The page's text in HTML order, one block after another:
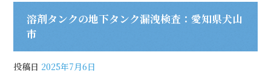
溶剤タンクの地下タンク漏洩検査：愛知県犬山
市
投稿日 2025年7月6日